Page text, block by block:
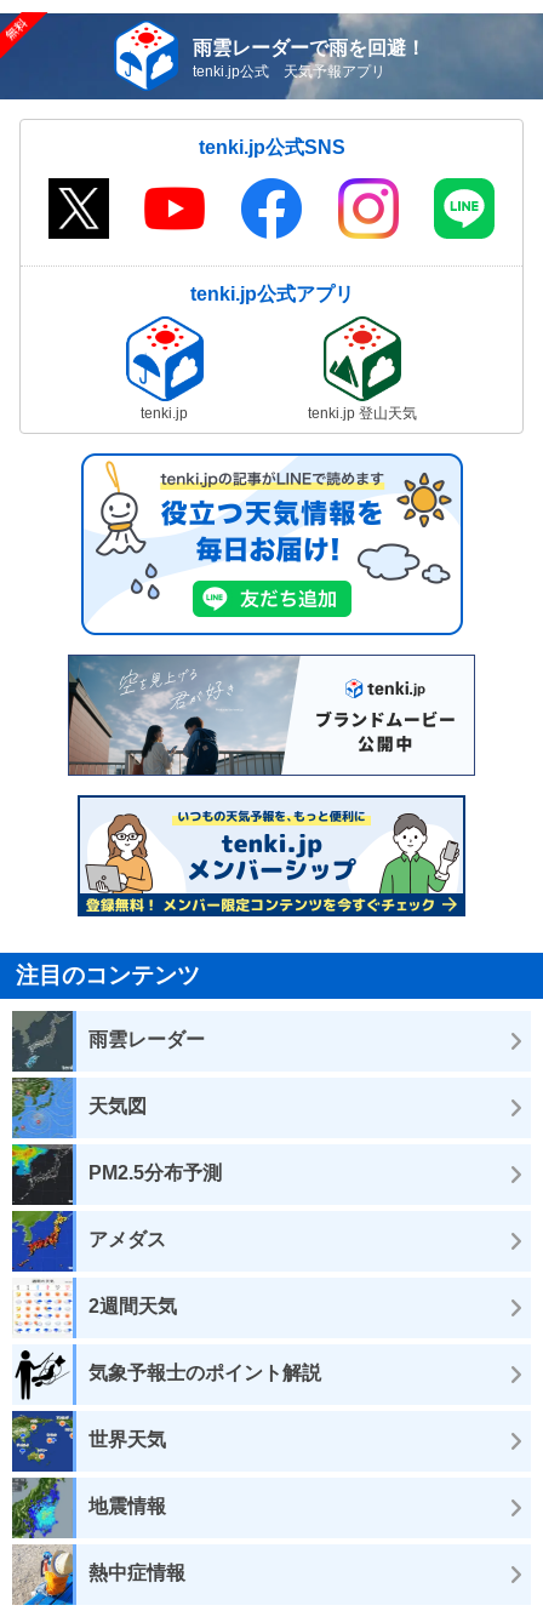
雨雲レーダーで雨を回避！
tenki.jp公式 天気予報アプリ
tenki.jp公式SNS
tenki.jp公式アプリ
tenki.jp tenki.jp 登山天気
注目のコンテンツ
雨雲レーダー
天気図
PM2.5分布予測
アメダス
2週間天気
気象予報士のポイント解説
世界天気
地震情報
熱中症情報